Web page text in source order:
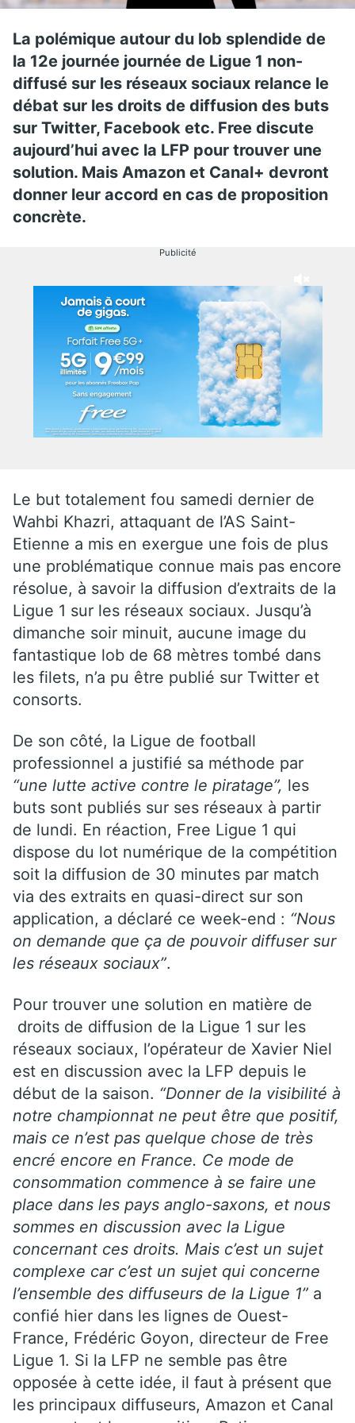
La polémique autour du lob splendide de
la 12e journée journée de Ligue 1 non-
diffusé sur les réseaux sociaux relance le
débat sur les droits de diffusion des buts
sur Twitter, Facebook etc. Free discute
aujourd’hui avec la LFP pour trouver une
solution. Mais Amazon et Canal+ devront
donner leur accord en cas de proposition
concrète.
Publicité
Le but totalement fou samedi dernier de
Wahbi Khazri, attaquant de l’AS Saint-
Etienne a mis en exergue une fois de plus
une problématique connue mais pas encore
résolue, à savoir la diffusion d’extraits de la
Ligue 1 sur les réseaux sociaux. Jusqu’à
dimanche soir minuit, aucune image du
fantastique lob de 68 mètres tombé dans
les filets, n’a pu être publié sur Twitter et
consorts.
De son côté, la Ligue de football
professionnel a justifié sa méthode par
“une lutte active contre le piratage”, les
buts sont publiés sur ses réseaux à partir
de lundi. En réaction, Free Ligue 1 qui
dispose du lot numérique de la compétition
soit la diffusion de 30 minutes par match
via des extraits en quasi-direct sur son
application, a déclaré ce week-end : “Nous
on demande que ça de pouvoir diffuser sur
les réseaux sociaux”.
Pour trouver une solution en matière de
droits de diffusion de la Ligue 1 sur les
réseaux sociaux, l’opérateur de Xavier Niel
est en discussion avec la LFP depuis le
début de la saison. “Donner de la visibilité à
notre championnat ne peut être que positif,
mais ce n’est pas quelque chose de très
encré encore en France. Ce mode de
consommation commence à se faire une
place dans les pays anglo-saxons, et nous
sommes en discussion avec la Ligue
concernant ces droits. Mais c’est un sujet
complexe car c’est un sujet qui concerne
l’ensemble des diffuseurs de la Ligue 1” a
confié hier dans les lignes de Ouest-
France, Frédéric Goyon, directeur de Free
Ligue 1. Si la LFP ne semble pas être
opposée à cette idée, il faut à présent que
les principaux diffuseurs, Amazon et Canal